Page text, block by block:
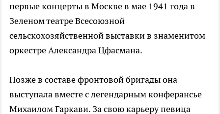
первые концерты в Москве в мае 1941 года в
Зеленом театре Всесоюзной
сельскохозяйственной выставки в знаменитом
оркестре Александра Цфасмана.
Позже в составе фронтовой бригады она
выступала вместе с легендарным конферансье
Михаилом Гаркави. За свою карьеру певица